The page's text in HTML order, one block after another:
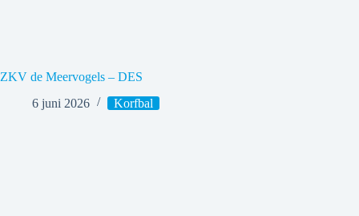
ZKV de Meervogels – DES
6 juni 2026
Korfbal